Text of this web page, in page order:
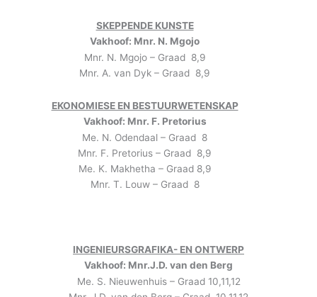
SKEPPENDE KUNSTE
Vakhoof: Mnr. N. Mgojo
Mnr. N. Mgojo – Graad 8,9
Mnr. A. van Dyk – Graad 8,9
EKONOMIESE EN BESTUURWETENSKAP
Vakhoof: Mnr. F. Pretorius
Me. N. Odendaal – Graad 8
Mnr. F. Pretorius – Graad 8,9
Me. K. Makhetha – Graad 8,9
Mnr. T. Louw – Graad 8
INGENIEURSGRAFIKA- EN ONTWERP
Vakhoof: Mnr.J.D. van den Berg
Me. S. Nieuwenhuis – Graad 10,11,12